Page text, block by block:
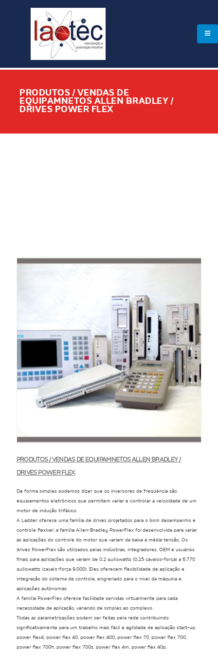
PRODUTOS / VENDAS DE
EQUIPAMNETOS ALLEN BRADLEY /
DRIVES POWER FLEX
PRODUTOS / VENDAS DE EQUIPAMNETOS ALLEN BRADLEY /
DRIVES POWER FLEX
De forma simples podemos dizer que os inversores de freqüência são
equipamentos eletrônicos que permitem variar e controlar a velocidade de um
motor de indução trifásico.
A Ladder oferece uma família de drives projetados para o bom desempenho e
controle flexível: a família Allen-Bradley PowerFlex foi desenvolvida para variar
as aplicações do controle do motor que variam da baixa à média tensão. Os
drives PowerFlex são utilizados pelas indústrias, integradores, OEM e usuários
finais para aplicações que variam de 0.2 quilowatts (0.25 cavalos-força) a 6.770
quilowatts (cavalo-força 9.000). Eles oferecem flexibilidade de aplicação e
integração do sistema de controle, engrenado para o nível da máquina e
aplicações autônomas.
A família PowerFlex oferece facilidade servidas virtualmente para cada
necessidade de aplicação, variando de simples ao complexo.
Todas as parametrizações podem ser feitas pela rede contribuindo
significativamente para um trabalho mais fácil e agilidade de aplicação start-up,
power flex4, power flex 40, power flex 400, power flex 70, power flex 700,
power flex 700h, power flex 700s, power flex 4m, power flex 40p.